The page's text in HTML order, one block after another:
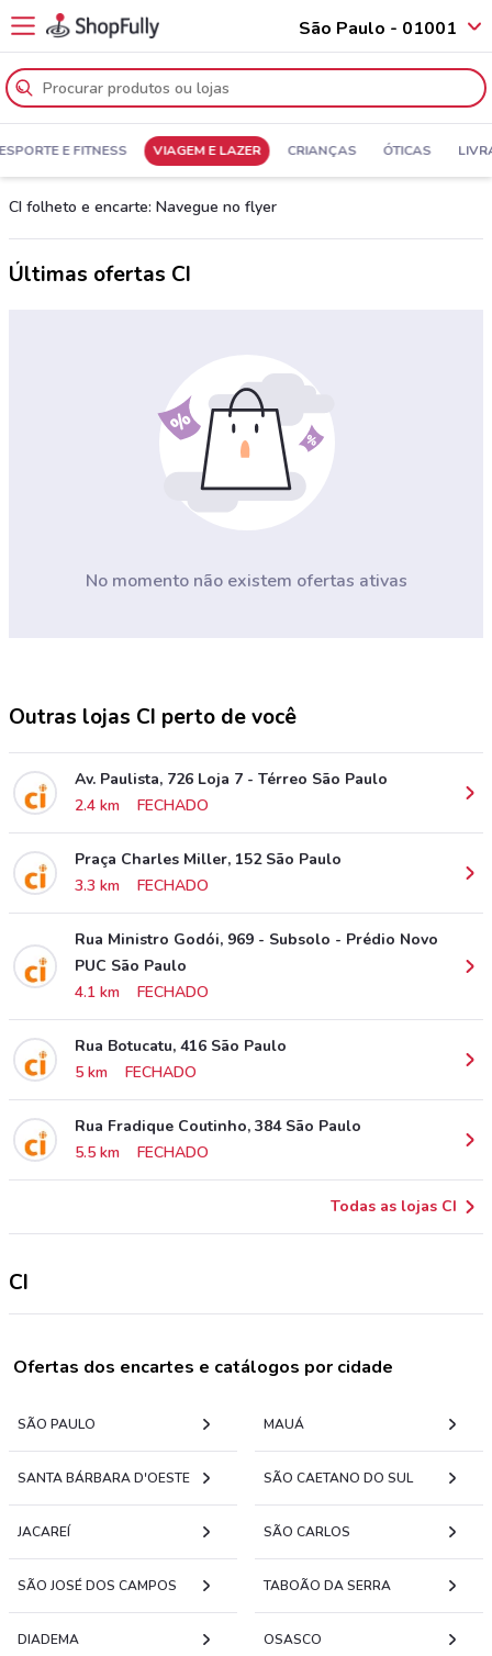
São Paulo - 01001
E FITNESS VIAGEM E LAZER CRIANÇAS ÓTICAS
CI folheto e encarte: Navegue no flyer
Últimas ofertas CI
No momento não existem ofertas ativas
Outras lojas CI perto de você
Av. Paulista, 726 Loja 7 - Térreo São Paulo
2.4 km
FECHADO
Praça Charles Miller, 152 São Paulo
3.3 km
FECHADO
Rua Ministro Godói, 969 - Subsolo - Prédio Novo
PUC São Paulo
4.1 km
FECHADO
Rua Botucatu, 416 São Paulo
5 km
FECHADO
Rua Fradique Coutinho, 384 São Paulo
5.5 km
FECHADO
Todas as lojas CI
CI
Ofertas dos encartes e catálogos por cidade
SÃO PAULO MAUÁ
SANTA BÁRBARA D'OESTE SÃO CAETANO DO SUL
JACAREÍ SÃO CARLOS
SÃO JOSÉ DOS CAMPOS TABOÃO DA SERRA
DIADEMA OSASCO